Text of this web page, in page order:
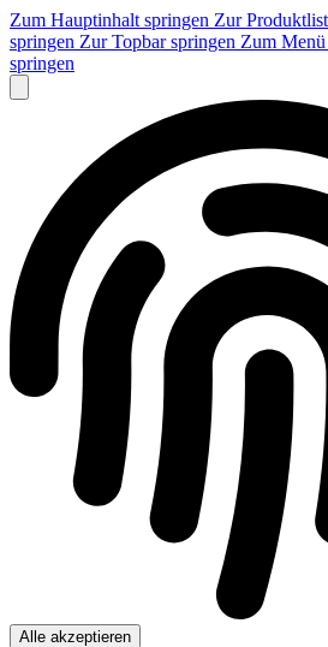
Zum Hauptinhalt springen Zur
springen Zur Topbar springen Zum
springen
Alle akzeptieren